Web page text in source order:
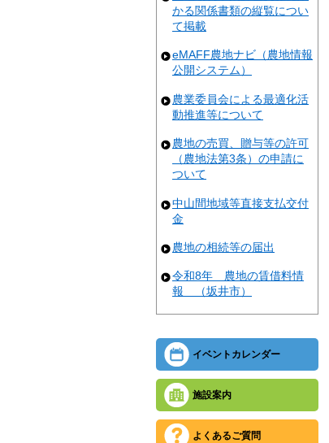
かる関係書類の縦覧につい
て掲載
eMAFF農地ナビ（農地情報
公開システム）
農業委員会による最適化活
動推進等について
農地の売買、贈与等の許可
（農地法第3条）の申請に
ついて
中山間地域等直接支払交付
金
農地の相続等の届出
令和8年 農地の賃借料情
報 （坂井市）
イベントカレンダー
施設案内
よくあるご質問